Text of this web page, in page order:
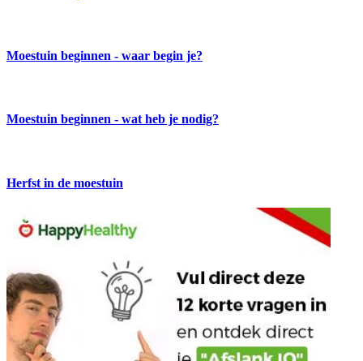
Moestuin beginnen - waar begin je?
Moestuin beginnen - wat heb je nodig?
Herfst in de moestuin